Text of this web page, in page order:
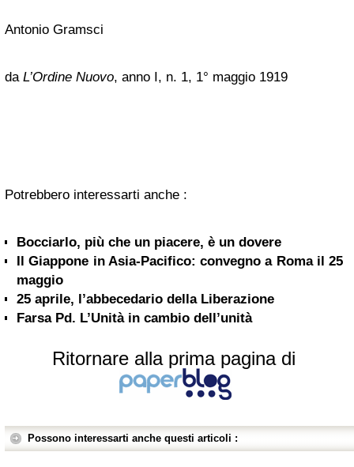
Antonio Gramsci
da L’Ordine Nuovo, anno I, n. 1, 1° maggio 1919
Potrebbero interessarti anche :
Bocciarlo, più che un piacere, è un dovere
Il Giappone in Asia-Pacifico: convegno a Roma il 25
maggio
25 aprile, l’abbecedario della Liberazione
Farsa Pd. L’Unità in cambio dell’unità
Ritornare alla prima pagina di
Possono interessarti anche questi articoli :